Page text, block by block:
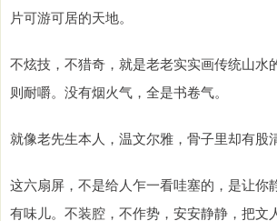
片可游可居的天地。
不炫技，不猎奇，就是老老实实画传统山水
则耐嚼。没有烟火气，全是书卷气。
就像老先生本人，温文尔雅，骨子里却有股
这六扇屏，不是给人乍一看哇塞的，是让你
有味儿。不装腔，不作势，安安静静，把文